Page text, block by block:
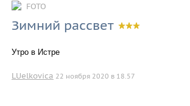
FOTO
Зимний рассвет
Утро в Истре
LUelkovica 22 ноября 2020 в 18.57